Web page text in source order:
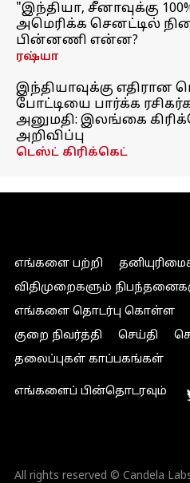
"இந்தியா, சீனாவுக்கு
அமெரிக்க செனட்டில்
பின்னணி என்ன?
ரஷ்யா
இந்தியாவுக்கு எதிரான
போட்டியை பார்க்க
அனுமதி: இலங்கை
அறிவிப்பு
டெஸ்ட் கிரிக்கெட்
எங்களை பற்றி
விதிமுறைகளும்
எங்களை தொடர்பு கொள்ள
குறை நிவர்த்தி
செய்தி
தலைப்புகள் காப்பகங்கள்
எங்களைப் பின்தொடரவும்
All rights reserved © Candela